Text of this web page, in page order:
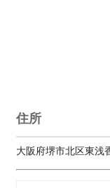
住所
大阪府堺市北区東浅